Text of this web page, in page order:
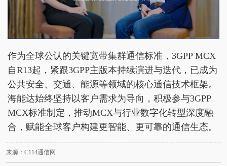
作为全球公认的关键宽带集群通信标准，3GPP MCX
自R13起，紧跟3GPP主版本持续演进与迭代，已成为
公共安全、交通、能源等领域的核心通信技术框架。
海能达始终坚持以客户需求为导向，积极参与3GPP
MCX标准制定，推动MCX与行业数字化转型深度融
合，赋能全球客户构建更智能、更可靠的通信生态。
来源：C114通信网